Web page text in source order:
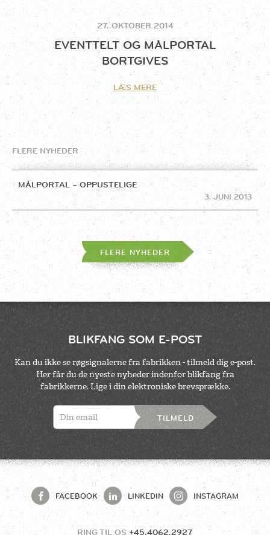
27. OKTOBER 2014
EVENTTELT OG MÅLPORTAL
BORTGIVES
LÆS MERE
FLERE NYHEDER
MÅLPORTAL – OPPUSTELIGE
3. JUNI 2013
FLERE NYHEDER
BLIKFANG SOM E-POST
Kan du ikke se røgsignalerne fra fabrikken - tilmeld dig e-post.
Her får du de nyeste nyheder indenfor blikfang fra
fabrikkerne. Lige i din elektroniske brevsprække.
TILMELD
FACEBOOK LINKEDIN INSTAGRAM
RING TIL OS +45.4062.2927